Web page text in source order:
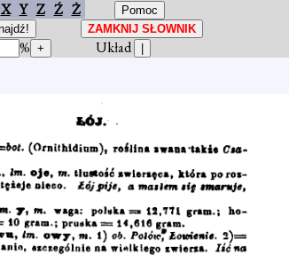
X Y Z Ź Ż
% Układ